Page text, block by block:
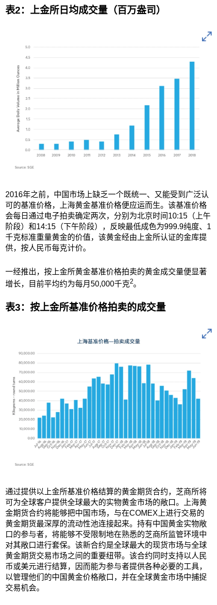
表2：上金所日均成交量（百万盎司）
2016年之前，中国市场上缺乏一个既统一、又能受到广泛认
可的基准价格，上海黄金基准价格便应运而生。该基准价格
会每日通过电子拍卖确定两次，分别为北京时间10:15（上午
阶段）和14:15（下午阶段），反映最低成色为999.9纯度、1
千克标准重量黄金的价值，该黄金经由上金所认证的金库提
供，按人民币每克计价。
一经推出，按上金所黄金基准价格拍卖的黄金成交量便显著
增长，目前平均约为每月50,000千克2。
表3：按上金所基准价格拍卖的成交量
通过提供以上金所基准价格结算的黄金期货合约，芝商所将
可为全球客户提供全球最大的实物黄金市场的敞口。上海黄
金期货合约将能够把中国市场，与在COMEX上进行交易的
黄金期货最深厚的流动性池连接起来。持有中国黄金实物敞
口的参与者，将能够不受限制地在熟悉的芝商所监管环境中
对其敞口进行套保。该新合约是全球最大的现货市场与全球
黄金期货交易市场之间的重要纽带。该合约同时支持以人民
币或美元进行结算，因而能为参与者提供各种必要的工具，
以管理他们的中国黄金价格敞口，并在全球黄金市场中捕捉
交易机会。